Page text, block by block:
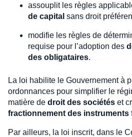
assouplit les règles
de capital sans droit
modifie les règles de
requise pour l’adoption des
des obligataires.
La loi habilite le Gouvernement à
ordonnances pour simplifier le
matière de droit des sociétés et
fractionnement des instruments
Par ailleurs, la loi inscrit, dans le